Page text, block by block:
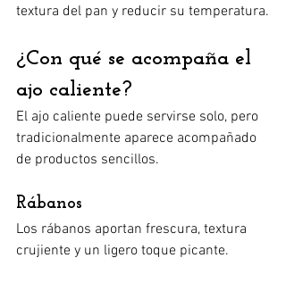
textura del pan y reducir su temperatura.
¿Con qué se acompaña el
ajo caliente?
El ajo caliente puede servirse solo, pero
tradicionalmente aparece acompañado
de productos sencillos.
Rábanos
Los rábanos aportan frescura, textura
crujiente y un ligero toque picante.